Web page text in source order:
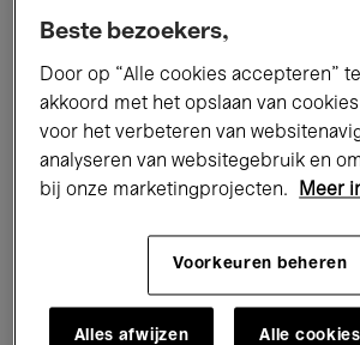
Performances Lezingen &
Jazz Klassieke Muziek
Beste bezoekers,
Door op “Alle cookies accepteren”
akkoord met het opslaan van
voor het verbeteren van
analyseren van websitegebruik en
bij onze marketingprojecten.
Meer
Voorkeuren beheren
Alles afwijzen Alle